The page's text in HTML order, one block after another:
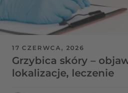
17 CZERWCA, 2026
Grzybica skóry –
lokalizacje, leczenie